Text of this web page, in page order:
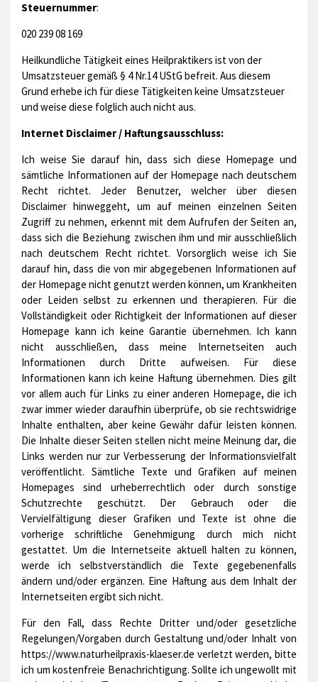
Steuernummer:
020 239 08 169
Heilkundliche Tätigkeit eines Heilpraktikers ist von der
Umsatzsteuer gemäß § 4 Nr.14 UStG befreit. Aus diesem
Grund erhebe ich für diese Tätigkeiten keine Umsatzsteuer
und weise diese folglich auch nicht aus.
Internet Disclaimer / Haftungsausschluss:
Ich weise Sie darauf hin, dass sich diese Homepage und
sämtliche Informationen auf der Homepage nach deutschem
Recht richtet. Jeder Benutzer, welcher über diesen
Disclaimer hinweggeht, um auf meinen einzelnen Seiten
Zugriff zu nehmen, erkennt mit dem Aufrufen der Seiten an,
dass sich die Beziehung zwischen ihm und mir ausschließlich
nach deutschem Recht richtet. Vorsorglich weise ich Sie
darauf hin, dass die von mir abgegebenen Informationen auf
der Homepage nicht genutzt werden können, um Krankheiten
oder Leiden selbst zu erkennen und therapieren. Für die
Vollständigkeit oder Richtigkeit der Informationen auf dieser
Homepage kann ich keine Garantie übernehmen. Ich kann
nicht ausschließen, dass meine Internetseiten auch
Informationen durch Dritte aufweisen. Für diese
Informationen kann ich keine Haftung übernehmen. Dies gilt
vor allem auch für Links zu einer anderen Homepage, die ich
zwar immer wieder daraufhin überprüfe, ob sie rechtswidrige
Inhalte enthalten, aber keine Gewähr dafür leisten können.
Die Inhalte dieser Seiten stellen nicht meine Meinung dar, die
Links werden nur zur Verbesserung der Informationsvielfalt
veröffentlicht. Sämtliche Texte und Grafiken auf meinen
Homepages sind urheberrechtlich oder durch sonstige
Schutzrechte geschützt. Der Gebrauch oder die
Vervielfältigung dieser Grafiken und Texte ist ohne die
vorherige schriftliche Genehmigung durch mich nicht
gestattet. Um die Internetseite aktuell halten zu können,
werde ich selbstverständlich die Texte gegebenenfalls
ändern und/oder ergänzen. Eine Haftung aus dem Inhalt der
Internetseiten ergibt sich nicht.
Für den Fall, dass Rechte Dritter und/oder gesetzliche
Regelungen/Vorgaben durch Gestaltung und/oder Inhalt von
https://www.naturheilpraxis-klaeser.de verletzt werden, bitte
ich um kostenfreie Benachrichtigung. Sollte ich ungewollt mit